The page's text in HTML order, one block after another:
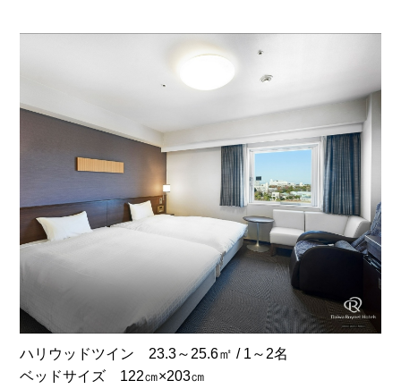
ハリウッドツイン 23.3～25.6㎡ / 1～2名
ベッドサイズ 122㎝×203㎝